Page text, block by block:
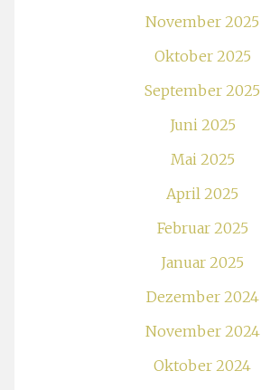
November 2025
Oktober 2025
September 2025
Juni 2025
Mai 2025
April 2025
Februar 2025
Januar 2025
Dezember 2024
November 2024
Oktober 2024